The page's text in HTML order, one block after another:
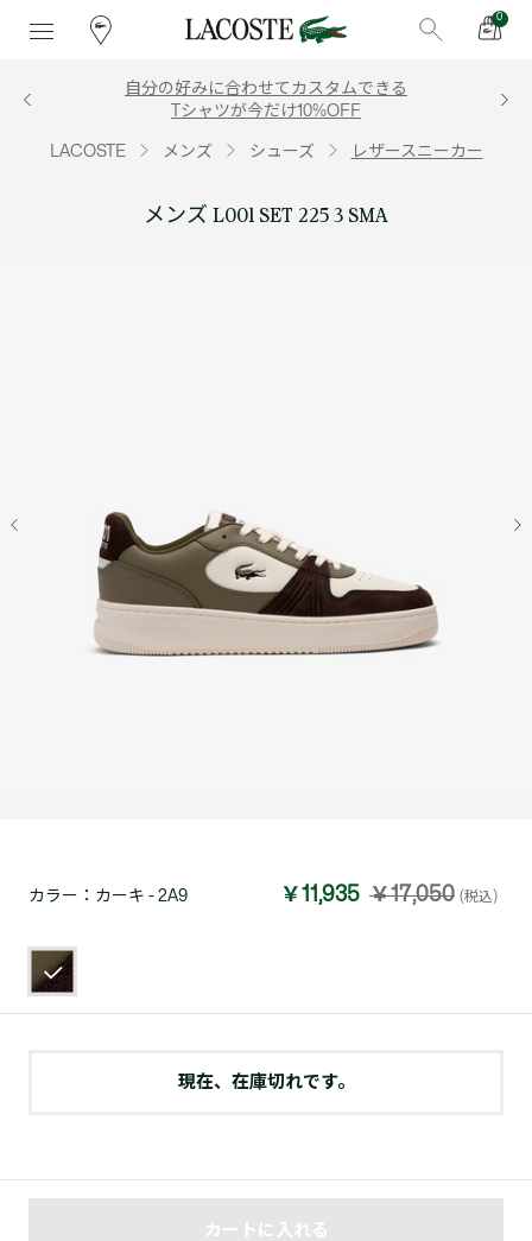
0
自分の好みに合わせてカスタムできる
Tシャツが今だけ10%OFF
LACOSTE メンズ シューズ レザースニーカー
メンズ L001 SET 225 3 SMA
カラー： カーキ - 2A9 ￥11,935 ￥17,050 (税込)
現在、在庫切れです。
カートに入れる